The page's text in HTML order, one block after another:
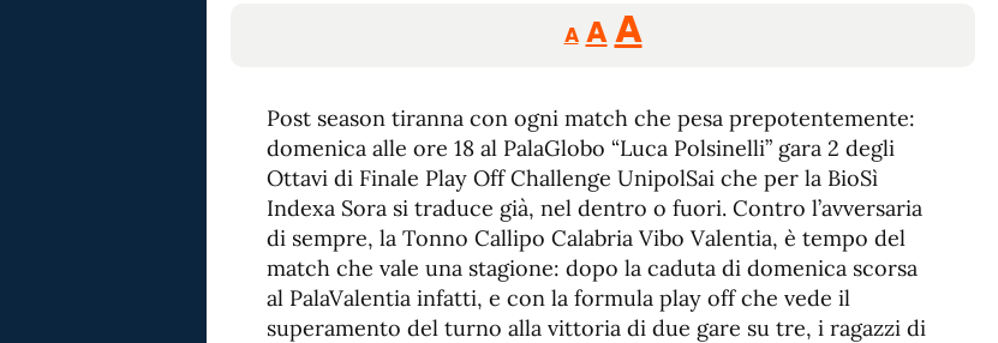
A
Reducir
tamaño
A Restablecer
tamaño
de
fuente
AAumentar
de
fuente.
Post season tiranna con ogni match che pesa prepotentemente:
domenica alle ore 18 al PalaGlobo “Luca Polsinelli” gara 2 degli
Ottavi di Finale Play Off Challenge UnipolSai che per la BioSì
Indexa Sora si traduce già, nel dentro o fuori. Contro l’avversaria
di sempre, la Tonno Callipo Calabria Vibo Valentia, è tempo del
match che vale una stagione: dopo la caduta di domenica scorsa
al PalaValentia infatti, e con la formula play off che vede il
superamento del turno alla vittoria di due gare su tre, i ragazzi di